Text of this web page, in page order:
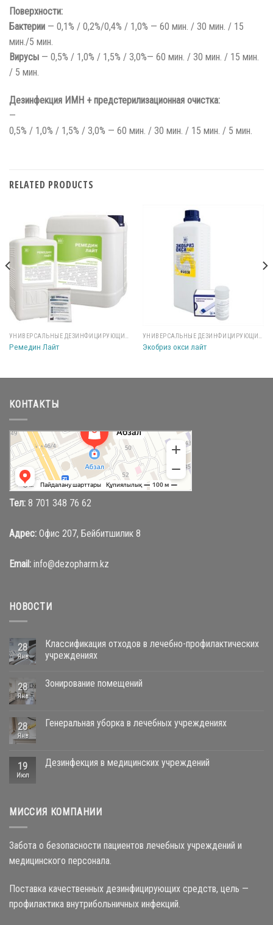
Поверхности:
Бактерии — 0,1% / 0,2%/0,4% / 1,0% — 60 мин. / 30 мин. / 15
мин./5 мин.
Вирусы — 0,5% / 1,0% / 1,5% / 3,0%— 60 мин. / 30 мин. / 15 мин.
/ 5 мин.
Дезинфекция ИМН + предстерилизационная очистка:
—
0,5% / 1,0% / 1,5% / 3,0% — 60 мин. / 30 мин. / 15 мин. / 5 мин.
RELATED PRODUCTS
Ремедин Лайт Экобриз окси лайт
КОНТАКТЫ
Абзал
Торговый центр в Караганде
Магазин одежды в Караганде
Тел: 8 701 348 76 62
Адрес: Офис 207, Бейбитшилик 8
Email: info@dezopharm.kz
НОВОСТИ
28
Янв
Классификация отходов в лечебно-профилактических
учреждениях
28
Янв
Зонирование помещений
28
Янв
Генеральная уборка в лечебных учреждениях
19
Июл
Дезинфекция в медицинских учреждений
МИССИЯ КОМПАНИИ
Забота о безопасности пациентов лечебных учреждений и
медицинского персонала.
Поставка качественных дезинфицирующих средств, цель —
профилактика внутрибольничных инфекций.